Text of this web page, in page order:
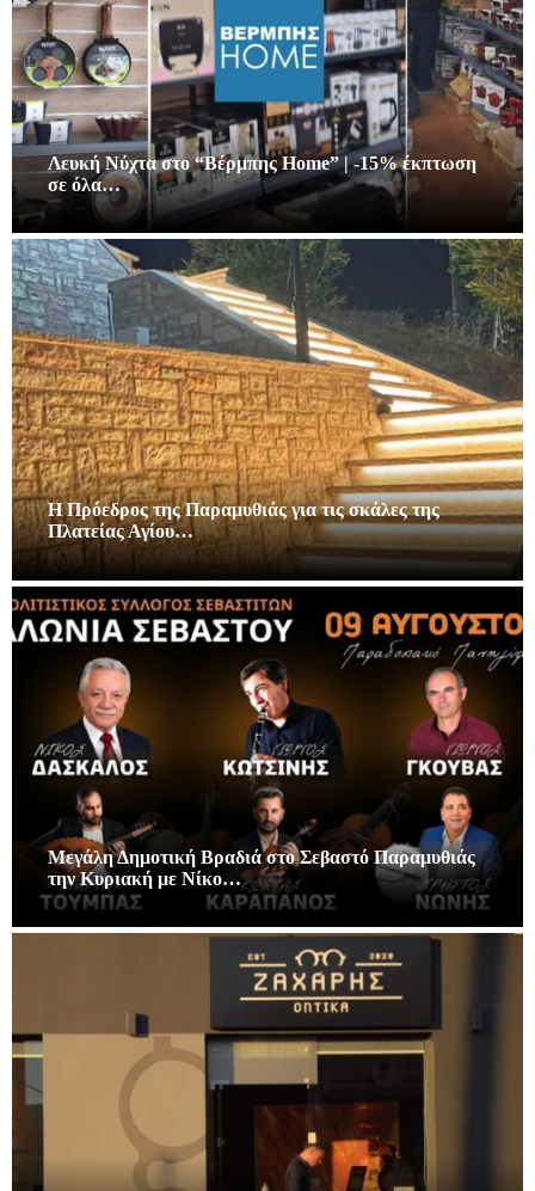
Λευκή Νύχτα στο “Βέρμπης Home” | -15% έκπτωση
σε όλα…
Η Πρόεδρος της Παραμυθιάς για τις σκάλες της
Πλατείας Αγίου…
Μεγάλη Δημοτική Βραδιά στο Σεβαστό Παραμυθιάς
την Κυριακή με Νίκο…